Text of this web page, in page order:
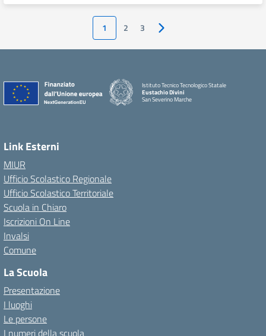
1 2 3 Pagina successiva
Istituto Tecnico Tecnologico Statale
Eustachio Divini
San Severino Marche
Link Esterni
MIUR
Ufficio Scolastico Regionale
Ufficio Scolastico Territoriale
Scuola in Chiaro
Iscrizioni On Line
Invalsi
Comune
La Scuola
Presentazione
I luoghi
Le persone
I numeri della scuola